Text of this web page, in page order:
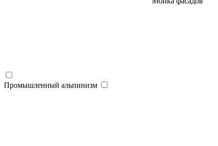
Промышленный альпинизм